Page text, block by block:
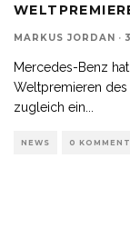
MARKUS JORDAN ·
Mercedes-Benz
Weltpremieren des
zugleich ein
NEWS 0